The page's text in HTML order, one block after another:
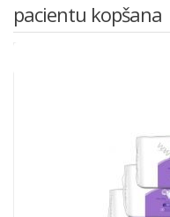
n
a
pacientu kopšana